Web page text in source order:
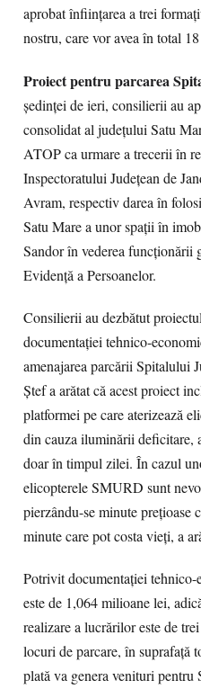
aprobat înfiinţarea a trei
nostru, care vor avea în total
Proiect pentru parcarea
şedinţei de ieri, consilierii au
consolidat al judeţului Satu
ATOP ca urmare a trecerii în
Inspectoratului Judeţean de
Avram, respectiv darea în
Satu Mare a unor spaţii în
Sandor în vederea
Evidenţă a Persoanelor.
Consilierii au dezbătut
documentaţiei tehnico-
amenajarea parcării Spitalului
Ştef a arătat că acest proiect
platformei pe care aterizează
din cauza iluminării deficitare,
doar în timpul zilei. În cazul
elicopterele SMURD sunt
pierzându-se minute preţioase
minute care pot costa vieţi, a
Potrivit documentaţiei
este de 1,064 milioane lei,
realizare a lucrărilor este de
locuri de parcare, în suprafaţă
plată va genera venituri pentru